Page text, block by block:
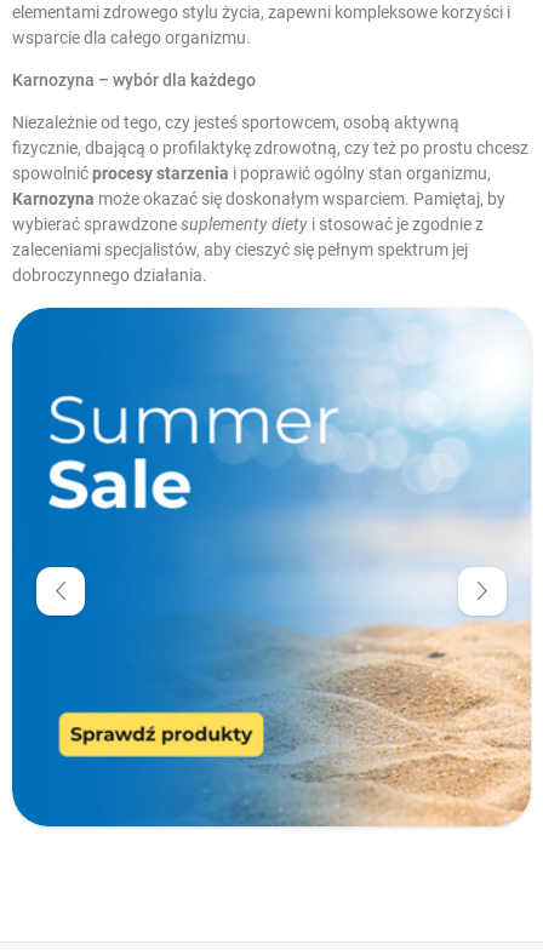
Promocje
Krótka data
Producenci
elementami zdrowego stylu życia, zapewni kompleksowe korzyści i
wsparcie dla całego organizmu.
Karnozyna – wybór dla każdego
Niezależnie od tego, czy jesteś sportowcem, osobą aktywną
fizycznie, dbającą o profilaktykę zdrowotną, czy też po prostu chcesz
spowolnićprocesy starzenia i poprawić ogólny stan organizmu,
Karnozyna może okazać się doskonałym wsparciem. Pamiętaj, by
wybierać sprawdzonesuplementy diety i stosować je zgodnie z
zaleceniami specjalistów, aby cieszyć się pełnym spektrum jej
dobroczynnego działania.